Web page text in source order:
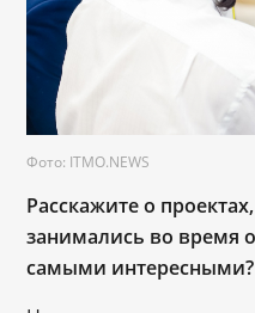
Фото: ITMO.NEWS
Расскажите о
занимались во время
самыми интересными?